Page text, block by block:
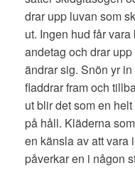
drar upp luvan som
ut. Ingen hud får
andetag och drar
ändrar sig. Snön yr
fladdrar fram och
ut blir det som en
på håll. Kläderna
en känsla av att vara
påverkar en i någon